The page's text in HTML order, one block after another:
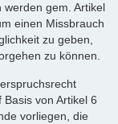
werden gem. Artikel
einen Missbrauch
zu geben,
zu können.
von Artikel 6
vorliegen, die